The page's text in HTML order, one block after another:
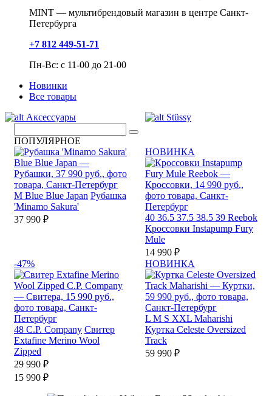
MINT — мультибрендовый магазин в центре Санкт-
Петербурга
+7 812 449-51-71
Пн-Вс: с 11-00 до 21-00
Новинки
Все товары
Аксессуары
Stüssy
ПОПУЛЯРНОЕ
M Blue Blue Japan Рубашка
'Minamo Sakura'
37 990 ₽
НОВИНКА
40 36.5 37.5 38.5 39 Reebok
Кроссовки Instapump Fury
Mule
14 990 ₽
-47%
48 C.P. Company Свитер
Extafine Merino Wool
Zipped
29 990 ₽
15 990 ₽
НОВИНКА
L M S XXL Maharishi
Куртка Celeste Oversized
Track
59 990 ₽